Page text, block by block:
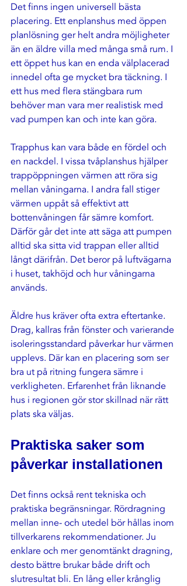
Det finns ingen universell bästa
placering. Ett enplanshus med öppen
planlösning ger helt andra möjligheter
än en äldre villa med många små rum. I
ett öppet hus kan en enda välplacerad
innedel ofta ge mycket bra täckning. I
ett hus med flera stängbara rum
behöver man vara mer realistisk med
vad pumpen kan och inte kan göra.
Trapphus kan vara både en fördel och
en nackdel. I vissa tvåplanshus hjälper
trappöppningen värmen att röra sig
mellan våningarna. I andra fall stiger
värmen uppåt så effektivt att
bottenvåningen får sämre komfort.
Därför går det inte att säga att pumpen
alltid ska sitta vid trappan eller alltid
långt därifrån. Det beror på luftvägarna
i huset, takhöjd och hur våningarna
används.
Äldre hus kräver ofta extra eftertanke.
Drag, kallras från fönster och varierande
isoleringsstandard påverkar hur värmen
upplevs. Där kan en placering som ser
bra ut på ritning fungera sämre i
verkligheten. Erfarenhet från liknande
hus i regionen gör stor skillnad när rätt
plats ska väljas.
Praktiska saker som
påverkar installationen
Det finns också rent tekniska och
praktiska begränsningar. Rördragning
mellan inne- och utedel bör hållas inom
tillverkarens rekommendationer. Ju
enklare och mer genomtänkt dragning,
desto bättre brukar både drift och
slutresultat bli. En lång eller krånglig